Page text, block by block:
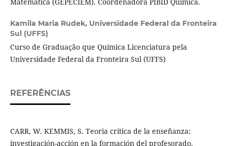
Kamila Maria Rudek, Universidade Federal da Fronteira
Sul (UFFS)
Curso de Graduação que Química Licenciatura pela
Universidade Federal da Fronteira Sul (UFFS)
REFERÊNCIAS
CARR, W. KEMMIS, S. Teoria crítica de la enseñanza:
investigación-acción en la formación del profesorado.